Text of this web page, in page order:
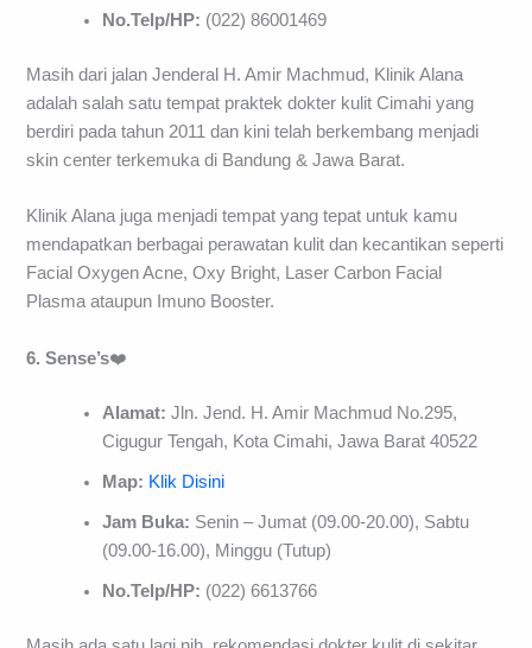
No.Telp/HP: (022) 86001469
Masih dari jalan Jenderal H. Amir Machmud, Klinik Alana
adalah salah satu tempat praktek dokter kulit Cimahi yang
berdiri pada tahun 2011 dan kini telah berkembang menjadi
skin center terkemuka di Bandung & Jawa Barat.
Klinik Alana juga menjadi tempat yang tepat untuk kamu
mendapatkan berbagai perawatan kulit dan kecantikan seperti
Facial Oxygen Acne, Oxy Bright, Laser Carbon Facial
Plasma ataupun Imuno Booster.
6. Sense’s❤️
Alamat: Jln. Jend. H. Amir Machmud No.295,
Cigugur Tengah, Kota Cimahi, Jawa Barat 40522
Map: Klik Disini
Jam Buka: Senin – Jumat (09.00-20.00), Sabtu
(09.00-16.00), Minggu (Tutup)
No.Telp/HP: (022) 6613766